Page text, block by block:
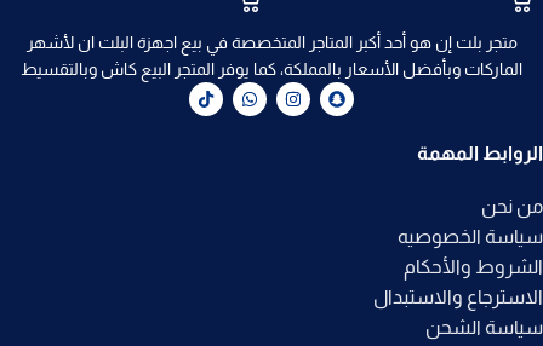
متجر بلت إن هو أحد أكبر المتاجر المتخصصة في بيع اجهزة البلت ان لأشهر
الماركات وبأفضل الأسعار بالمملكة، كما يوفر المتجر البيع كاش وبالتقسيط
الروابط المهمة
من نحن
سياسة الخصوصيه
الشروط والأحكام
الاسترجاع والاستبدال
سياسة الشحن